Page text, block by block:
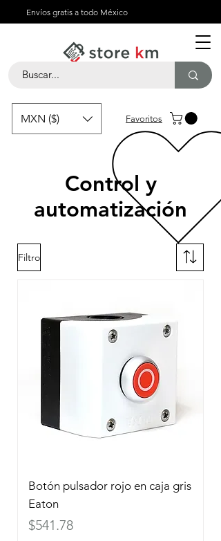
Envíos gratis a todo México
MXN ($) Favoritos
Control y
automatización
Filtro
Botón pulsador rojo en caja gris
Eaton
Precio
$541.78